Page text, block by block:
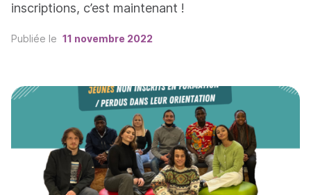
inscriptions, c’est maintenant !
Publiée le 11 novembre 2022